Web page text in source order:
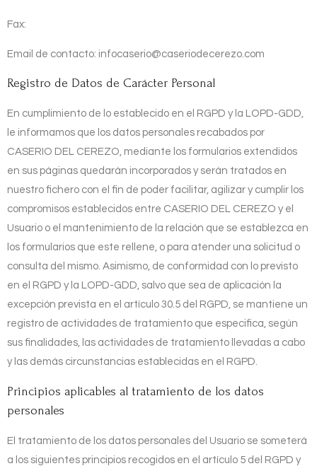
Fax:
Email de contacto: infocaserio@caseriodecerezo.com
Registro de Datos de Carácter Personal
En cumplimiento de lo establecido en el RGPD y la LOPD-GDD,
le informamos que los datos personales recabados por
CASERIO DEL CEREZO, mediante los formularios extendidos
en sus páginas quedarán incorporados y serán tratados en
nuestro fichero con el fin de poder facilitar, agilizar y cumplir los
compromisos establecidos entre CASERIO DEL CEREZO y el
Usuario o el mantenimiento de la relación que se establezca en
los formularios que este rellene, o para atender una solicitud o
consulta del mismo. Asimismo, de conformidad con lo previsto
en el RGPD y la LOPD-GDD, salvo que sea de aplicación la
excepción prevista en el artículo 30.5 del RGPD, se mantiene un
registro de actividades de tratamiento que especifica, según
sus finalidades, las actividades de tratamiento llevadas a cabo
y las demás circunstancias establecidas en el RGPD.
Principios aplicables al tratamiento de los datos
personales
El tratamiento de los datos personales del Usuario se someterá
a los siguientes principios recogidos en el artículo 5 del RGPD y